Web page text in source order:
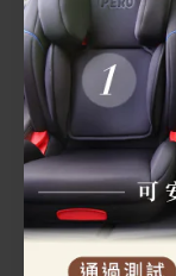
不同於市面上
彈性帶。加了